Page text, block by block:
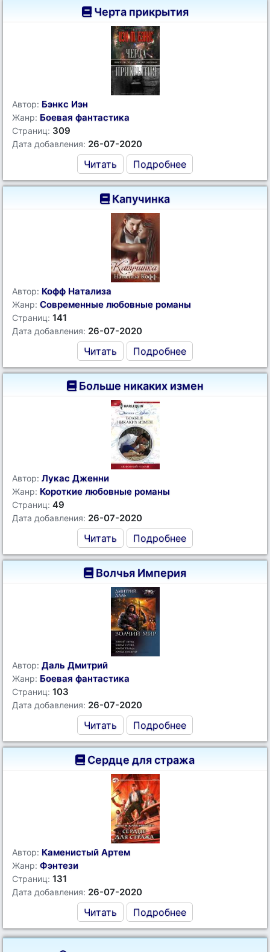
Черта прикрытия
Автор: Бэнкс Иэн
Жанр: Боевая фантастика
Страниц: 309
Дата добавления: 26-07-2020
Читать Подробнее
Капучинка
Автор: Кофф Натализа
Жанр: Современные любовные романы
Страниц: 141
Дата добавления: 26-07-2020
Читать Подробнее
Больше никаких измен
Автор: Лукас Дженни
Жанр: Короткие любовные романы
Страниц: 49
Дата добавления: 26-07-2020
Читать Подробнее
Волчья Империя
Автор: Даль Дмитрий
Жанр: Боевая фантастика
Страниц: 103
Дата добавления: 26-07-2020
Читать Подробнее
Сердце для стража
Автор: Каменистый Артем
Жанр: Фэнтези
Страниц: 131
Дата добавления: 26-07-2020
Читать Подробнее